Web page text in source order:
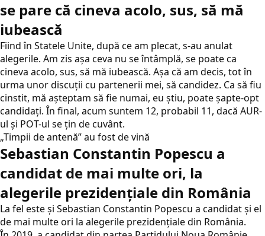
se pare că cineva acolo, sus, să mă
iubească
Fiind în Statele Unite, după ce am plecat, s-au anulat
alegerile. Am zis așa ceva nu se întâmplă, se poate ca
cineva acolo, sus, să mă iubească. Aşa că am decis, tot în
urma unor discuții cu partenerii mei, să candidez. Ca să fiu
cinstit, mă așteptam să fie numai, eu știu, poate șapte-opt
candidați. În final, acum suntem 12, probabil 11, dacă AUR-
ul şi POT-ul se ţin de cuvânt.
„Timpii de antenă” au fost de vină
Sebastian Constantin Popescu a
candidat de mai multe ori, la
alegerile prezidențiale din România
La fel este şi Sebastian Constantin Popescu a candidat şi el
de mai multe ori la alegerile prezidențiale din România.